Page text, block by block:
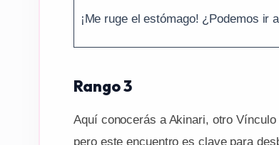
¡Me ruge el estómago! ¿Podemos ir
Rango 3
Aquí conocerás a Akinari, otro
pero este encuentro es clave para